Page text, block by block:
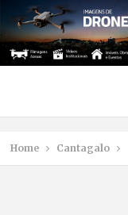
Home Cantagalo